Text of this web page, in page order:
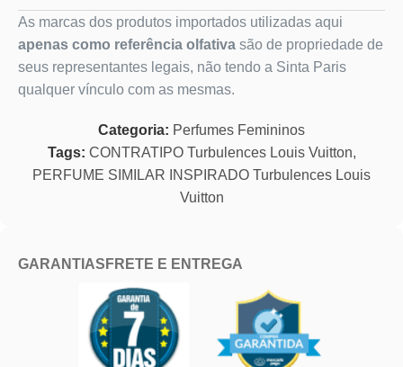
As marcas dos produtos importados utilizadas aqui
apenas como referência olfativa são de propriedade de
seus representantes legais, não tendo a Sinta Paris
qualquer vínculo com as mesmas.
Categoria: Perfumes Femininos
Tags: CONTRATIPO Turbulences Louis Vuitton,
PERFUME SIMILAR INSPIRADO Turbulences Louis
Vuitton
GARANTIAS FRETE E ENTREGA